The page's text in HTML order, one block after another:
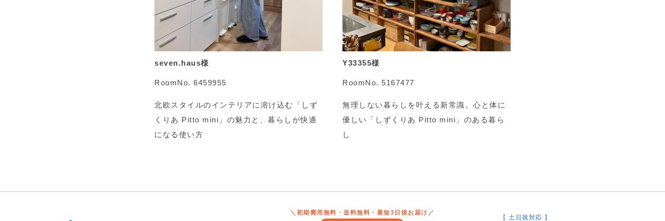
seven.haus様
RoomNo. 6459955
北欧スタイルのインテリアに溶け込む「しず
くりあ Pitto mini」の魅力と、暮らしが快適
になる使い方
Y33355様
RoomNo. 5167477
無理しない暮らしを叶える新常識。心と体に
優しい「しずくりあ Pitto mini」のある暮ら
し
＼初期費用無料・送料無料・最短3日後お届け／
【 土日祝対応 】